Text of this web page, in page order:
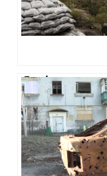
Як
деокуповану
Харківщину